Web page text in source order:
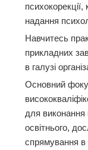
психокорекції,
надання
Навчитесь
прикладних
в галузі
Основний
для виконання
освітнього,
спрямування в